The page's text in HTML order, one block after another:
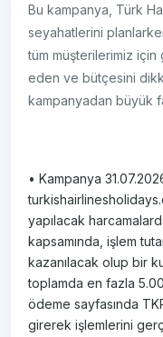
Bu kampanya, Türk
seyahatlerini
tüm müşterilerimiz
eden ve bütçesini
kampanyadan büyük
• Kampanya
yapılacak
kapsamında, işlem
kazanılacak olup bir
toplamda en fazla
ödeme sayfasında
girerek işlemlerini